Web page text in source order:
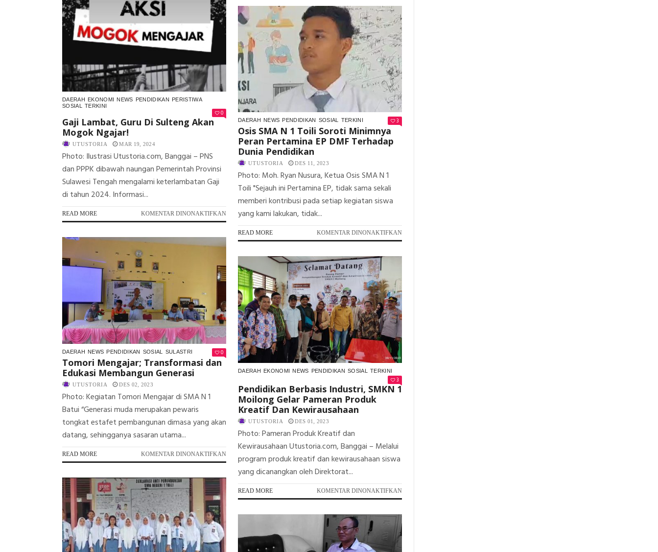
AWAL
SEDERHANA
HINGGA
PRESTASI
MEMBANGGAKAN
OSN
TINGKAT
KABUPATEN
MERAWAT
KEBHINEKAAN
SMA
TOLISU
DAERAH EKONOMI NEWS PENDIDIKAN PERISTIWA
SOSIAL
TERKINI
0
Gaji Lambat, Guru Di Sulteng Akan
Mogok Ngajar!
UTUSTORIA MAR 19, 2024
Photo: Ilustrasi Utustoria.com, Banggai – PNS
dan PPPK dibawah naungan Pemerintah Provinsi
Sulawesi Tengah mengalami keterlambatan Gaji
di tahun 2024. Informasi...
READ MORE KOMENTAR DINONAKTIFKANPADA
GAJI
LAMBAT,
GURU
AKAN
MOGOK
NGAJAR!
DAERAH NEWS PENDIDIKAN SOSIAL TERKINI 3
Osis SMA N 1 Toili Soroti Minimnya
Peran Pertamina EP DMF Terhadap
Dunia Pendidikan
UTUSTORIA DES 11, 2023
Photo: Moh. Ryan Nusura, Ketua Osis SMA N 1
Toili "Sejauh ini Pertamina EP, tidak sama sekali
memberi kontribusi pada setiap kegiatan siswa
yang kami lakukan, tidak...
READ MORE KOMENTAR DINONAKTIFKANPADA
OSIS
MINIMNYA
PERTAMINA
TERHADAP
PENDIDIKAN
DAERAH NEWS PENDIDIKAN SOSIAL SULASTRI 0
Tomori Mengajar; Transformasi dan
Edukasi Membangun Generasi
UTUSTORIA DES 02, 2023
Photo: Kegiatan Tomori Mengajar di SMA N 1
Batui “Generasi muda merupakan pewaris
tongkat estafet pembangunan dimasa yang akan
datang, sehingganya sasaran utama...
READ MORE KOMENTAR DINONAKTIFKANPADA
TOMORI
MENGAJAR;
TRANSFORMASI
DAN
EDUKASI
DAERAH EKONOMI NEWS PENDIDIKAN SOSIAL TERKINI
3
Pendidikan Berbasis Industri, SMKN 1
Moilong Gelar Pameran Produk
Kreatif Dan Kewirausahaan
UTUSTORIA DES 01, 2023
Photo: Pameran Produk Kreatif dan
Kewirausahaan Utustoria.com, Banggai – Melalui
program produk kreatif dan kewirausahaan siswa
yang dicanangkan oleh Direktorat...
READ MORE KOMENTAR DINONAKTIFKANPADA
PENDIDIKAN
SMKN
1